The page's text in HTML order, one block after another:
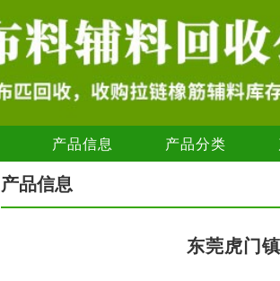
产品信息 产品分类
产品信息
东莞虎门